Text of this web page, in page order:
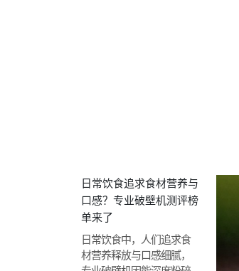
日常饮食追求食材营养与
口感？专业破壁机测评榜
单来了
日常饮食中，人们追求食
材营养释放与口感细腻，